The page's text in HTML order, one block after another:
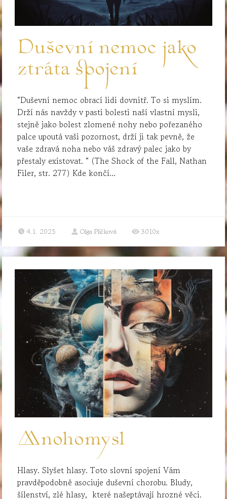
Duševní nemoc jako
ztráta spojení
“Duševní nemoc obrací lidi dovnitř. To si myslím.
Drží nás navždy v pasti bolesti naší vlastní mysli,
stejně jako bolest zlomené nohy nebo pořezaného
palce upoutá vaši pozornost, drží ji tak pevně, že
vaše zdravá noha nebo váš zdravý palec jako by
přestaly existovat. “ (The Shock of the Fall, Nathan
Filer, str. 277) Kde končí...
4.1. 2025 Olga Plíčková 3010x
Mnohomysl
Hlasy. Slyšet hlasy. Toto slovní spojení Vám
pravděpodobně asociuje duševní chorobu. Bludy,
šílenství, zlé hlasy, které našeptávají hrozné věci.